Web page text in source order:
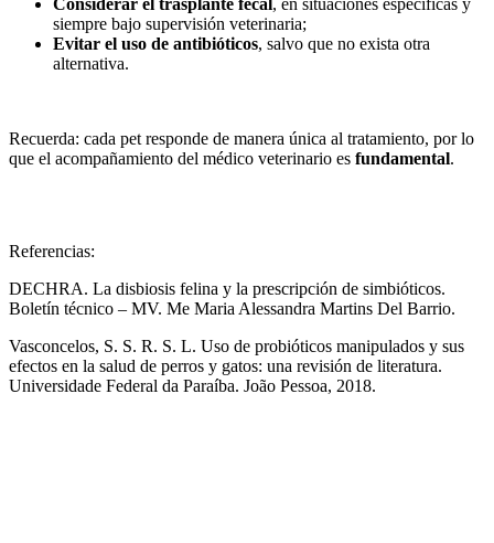
Considerar el trasplante fecal, en situaciones específicas y
siempre bajo supervisión veterinaria;
Evitar el uso de antibióticos, salvo que no exista otra
alternativa.
Recuerda: cada pet responde de manera única al tratamiento, por lo
que el acompañamiento del médico veterinario es fundamental.
Referencias:
DECHRA. La disbiosis felina y la prescripción de simbióticos.
Boletín técnico – MV. Me Maria Alessandra Martins Del Barrio.
Vasconcelos, S. S. R. S. L. Uso de probióticos manipulados y sus
efectos en la salud de perros y gatos: una revisión de literatura.
Universidade Federal da Paraíba. João Pessoa, 2018.